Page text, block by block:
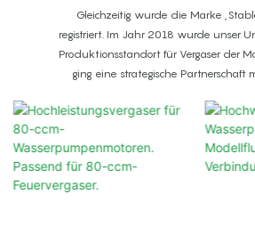
Gleichzeitig wurde die Marke
registriert. Im Jahr 2018 wurde unser
Produktionsstandort für Vergaser der
ging eine strategische Partnerschaft